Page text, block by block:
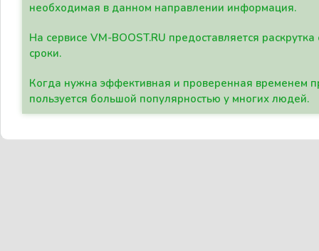
необходимая в данном направлении информация.
На сервисе VM-BOOST.RU предоставляется
сроки.
Когда нужна эффективная и проверенная временем
пользуется большой популярностью у многих людей.